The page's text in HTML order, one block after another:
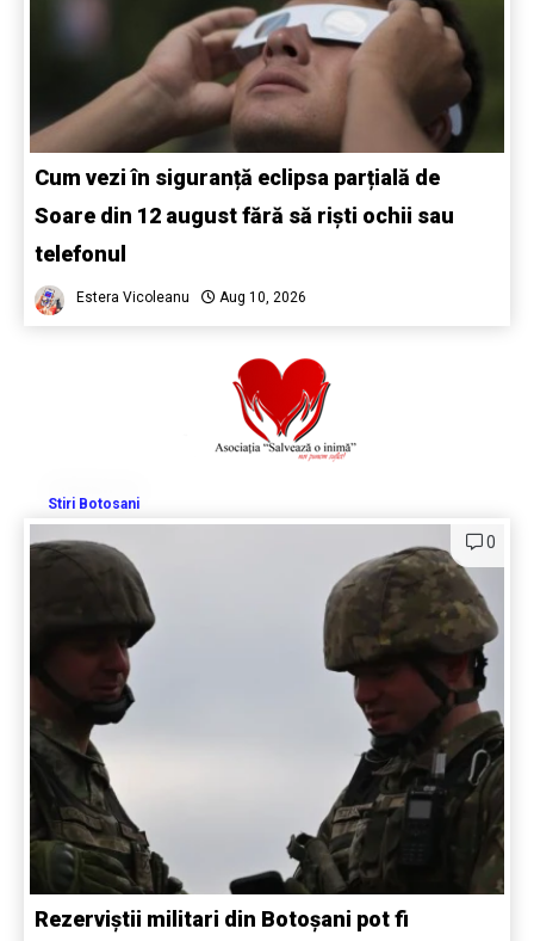
Cum vezi în siguranță eclipsa parțială de
Soare din 12 august fără să riști ochii sau
telefonul
Estera Vicoleanu Aug 10, 2026
Stiri Botosani
0
Rezerviștii militari din Botoșani pot fi